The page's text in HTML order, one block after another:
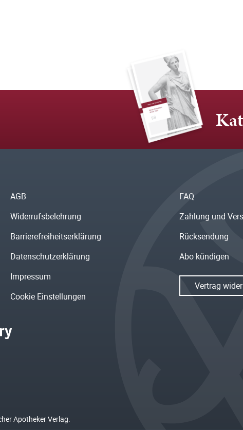
AGB
Widerrufsbelehrung
Barrierefreiheitserklärung
Datenschutzerklärung
Impressum
Cookie Einstellungen
FAQ
Zahlung und
Rücksendung
Abo kündigen
Vertrag
Apotheker Verlag.